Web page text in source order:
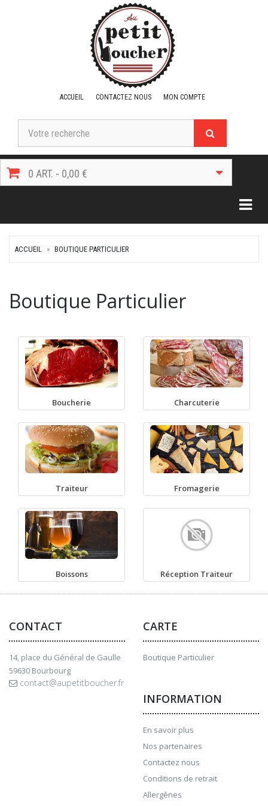
ACCUEIL CONTACTEZ NOUS MON COMPTE
0 ART. - 0,00 €
ACCUEIL BOUTIQUE PARTICULIER
Boutique Particulier
Boucherie Charcuterie
Traiteur Fromagerie
Boissons Réception Traiteur
CONTACT
14, place du Général de Gaulle
59630 Bourbourg
contact@aupetitboucher.fr
CARTE
Boutique Particulier
INFORMATION
En savoir plus
Nos partenaires
Contactez nous
Conditions de retrait
Allergènes